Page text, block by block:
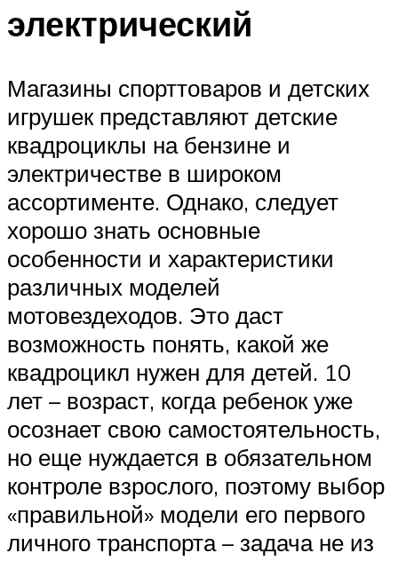
электрический
Магазины спорттоваров и детских
игрушек представляют детские
квадроциклы на бензине и
электричестве в широком
ассортименте. Однако, следует
хорошо знать основные
особенности и характеристики
различных моделей
мотовездеходов. Это даст
возможность понять, какой же
квадроцикл нужен для детей. 10
лет – возраст, когда ребенок уже
осознает свою самостоятельность,
но еще нуждается в обязательном
контроле взрослого, поэтому выбор
«правильной» модели его первого
личного транспорта – задача не из